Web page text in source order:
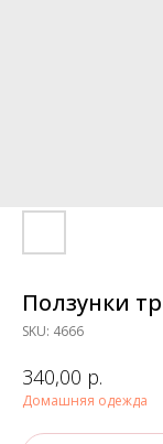
Ползунки
SKU: 4666
340,00 р.
Домашняя одежда